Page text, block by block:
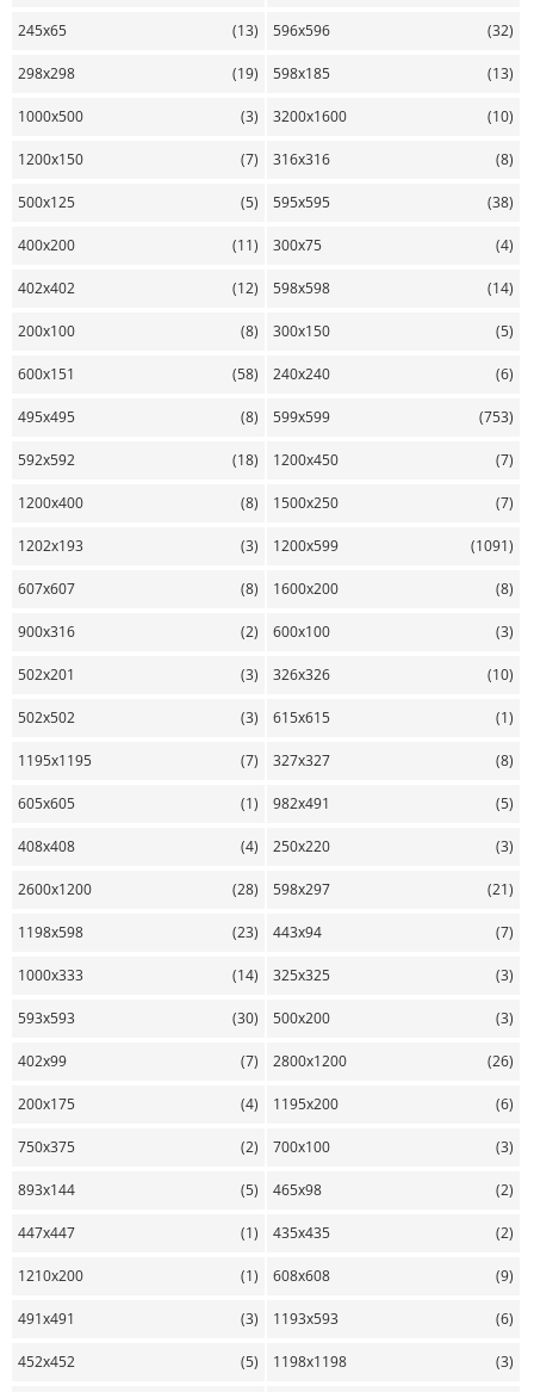
245х65 (13) 596х596 (32)
298х298 (19) 598х185 (13)
1000х500 (3) 3200х1600 (10)
1200х150 (7) 316х316 (8)
500х125 (5) 595х595 (38)
400х200 (11) 300х75 (4)
402х402 (12) 598х598 (14)
200х100 (8) 300х150 (5)
600х151 (58) 240х240 (6)
495х495 (8) 599х599 (753)
592х592 (18) 1200х450 (7)
1200х400 (8) 1500х250 (7)
1202х193 (3) 1200х599 (1091)
607х607 (8) 1600х200 (8)
900х316 (2) 600х100 (3)
502х201 (3) 326х326 (10)
502х502 (3) 615х615 (1)
1195х1195 (7) 327х327 (8)
605х605 (1) 982х491 (5)
408х408 (4) 250х220 (3)
2600х1200 (28) 598х297 (21)
1198х598 (23) 443х94 (7)
1000х333 (14) 325х325 (3)
593х593 (30) 500х200 (3)
402х99 (7) 2800х1200 (26)
200х175 (4) 1195х200 (6)
750х375 (2) 700х100 (3)
893х144 (5) 465х98 (2)
447х447 (1) 435х435 (2)
1210х200 (1) 608х608 (9)
491х491 (3) 1193х593 (6)
452х452 (5) 1198х1198 (3)